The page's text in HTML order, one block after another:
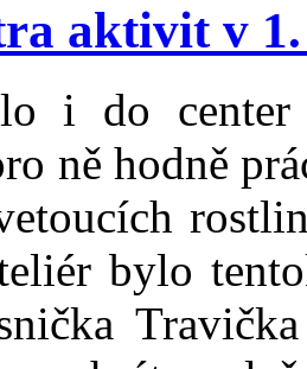
aktivit v
i do
ně hodně
bylo